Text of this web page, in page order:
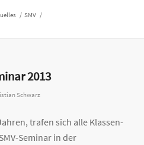
/ SMV /
2013
Schwarz
trafen sich alle Klassen-
Seminar in der